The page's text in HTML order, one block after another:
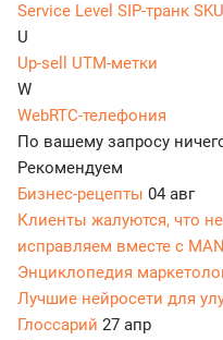
Service Level SIP-транк SKU
U
Up-sell UTM-метки
W
WebRTC-телефония
По вашему запросу
Рекомендуем
Бизнес-рецепты 04 авг
Клиенты жалуются, что
исправляем вместе с
Энциклопедия
Лучшие нейросети для
Глоссарий 27 апр